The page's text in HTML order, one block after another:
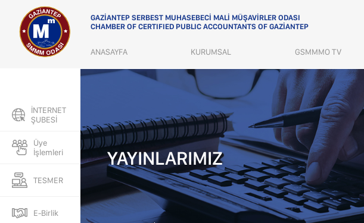
GAZİANTEP SERBEST MUHASEBECİ MALİ MÜŞAVİRLER ODASI
CHAMBER OF CERTIFIED PUBLIC ACCOUNTANTS OF GAZİANTEP
ANASAYFA KURUMSAL
ODA KOMİSYONLARI
İL & İLÇE TEMSİLCİLİKLERİ
MESLEK YASASI
İŞ MERKEZLERİ TEMSİLCİLİĞİ
GSMMMO TV
İNTERNET
ŞUBESİ
Üye
İşlemleri
TESMER
E-Birlik
YAYINLARIMIZ